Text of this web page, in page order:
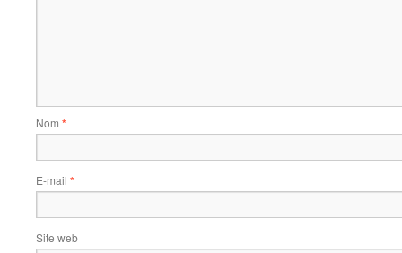
Nom *
E-mail *
Site web